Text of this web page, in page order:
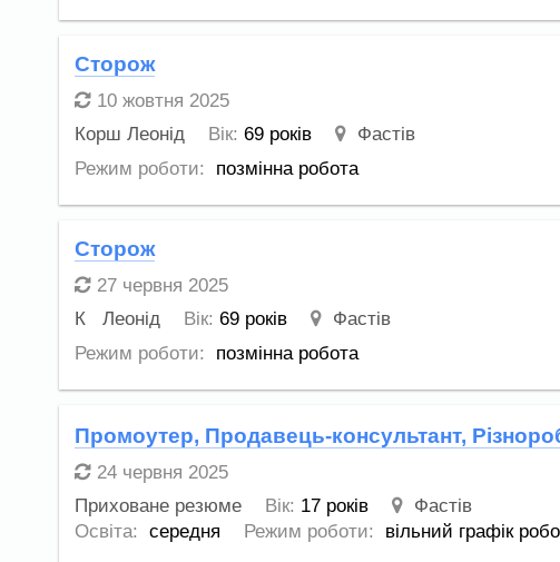
Сторож
10 жовтня 2025
Корш Леонід
Вік: 69 років
Фастів
Режим роботи:
позмінна робота
Сторож
27 червня 2025
К Леонід
Вік: 69 років
Фастів
Режим роботи:
позмінна робота
Промоутер, Продавець-консультант,
24 червня 2025
Приховане резюме
Вік: 17 років
Фастів
Освіта:
середня Режим роботи: вільний графік